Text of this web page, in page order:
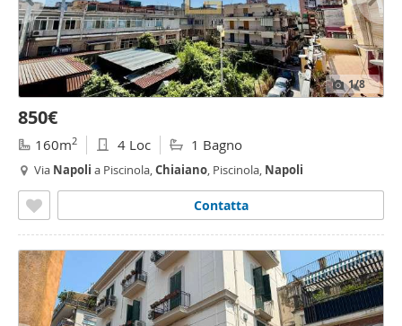
1/8
850€
160m2 4 Loc 1 Bagno
Via Napoli a Piscinola,Chiaiano, Piscinola, Napoli
Contatta